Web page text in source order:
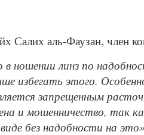
Салих аль-Фаузан, член
в ношении линз по
избегать этого.
запрещенным
и мошенничество, так
без надобности на